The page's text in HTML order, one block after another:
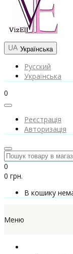
Українська
Русский
Українська
0
Реєстрація
Авторизація
0
0 грн.
В кошику
Меню